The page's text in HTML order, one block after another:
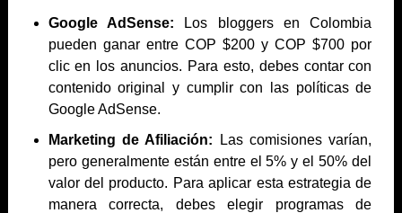
Google AdSense: Los bloggers en Colombia
pueden ganar entre COP $200 y COP $700 por
clic en los anuncios. Para esto, debes contar con
contenido original y cumplir con las políticas de
Google AdSense.
Marketing de Afiliación: Las comisiones varían,
pero generalmente están entre el 5% y el 50% del
valor del producto. Para aplicar esta estrategia de
manera correcta, debes elegir programas de